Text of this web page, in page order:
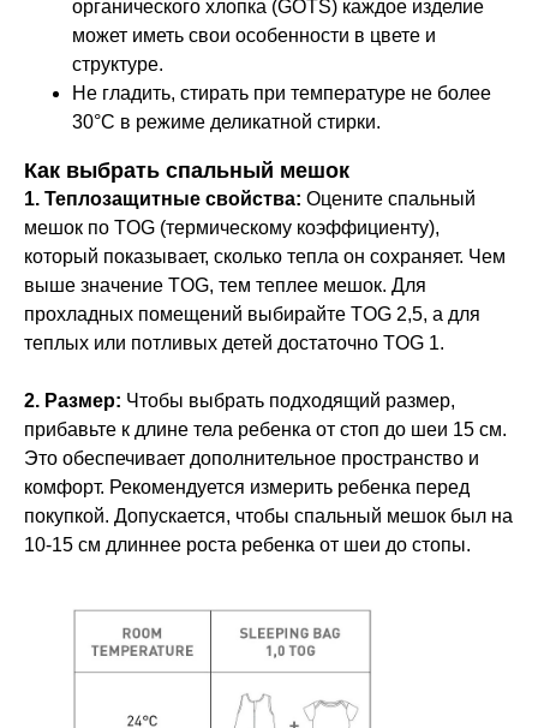
органического хлопка (GOTS) каждое изделие
может иметь свои особенности в цвете и
структуре.
Не гладить, стирать при температуре не более
30°C в режиме деликатной стирки.
Как выбрать спальный мешок
1. Теплозащитные свойства: Оцените спальный
мешок по TOG (термическому коэффициенту),
который показывает, сколько тепла он сохраняет. Чем
выше значение TOG, тем теплее мешок. Для
прохладных помещений выбирайте TOG 2,5, а для
теплых или потливых детей достаточно TOG 1.
2. Размер: Чтобы выбрать подходящий размер,
прибавьте к длине тела ребенка от стоп до шеи 15 см.
Это обеспечивает дополнительное пространство и
комфорт. Рекомендуется измерить ребенка перед
покупкой. Допускается, чтобы спальный мешок был на
10-15 см длиннее роста ребенка от шеи до стопы.